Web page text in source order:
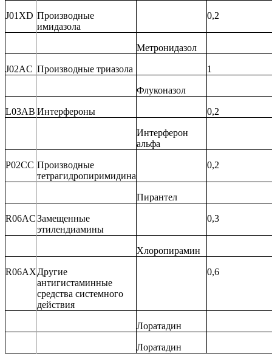
J01XD Производные
имидазола
0,2
Метронидазол
J02AC Производные триазола 1
Флуконазол
L03AB Интерфероны 0,2
Интерферон
альфа
P02CC Производные
тетрагидропиримидина
0,2
Пирантел
R06ACЗамещенные
этилендиамины
0,3
Хлоропирамин
R06AXДругие
антигистаминные
средства системного
действия
0,6
Лоратадин
Лоратадин